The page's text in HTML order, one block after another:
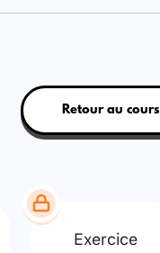
Retour au cours
Exercice